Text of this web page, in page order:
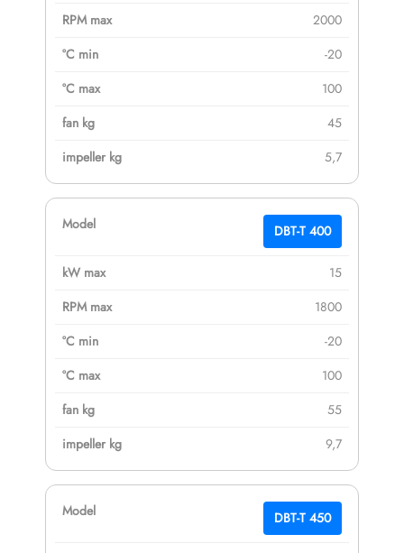
2000
-20
100
45
5,7
DBT-T 400
15
1800
-20
100
55
9,7
DBT-T 450